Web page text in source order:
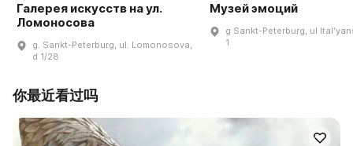
Галерея искусств на ул.
Ломоносова
g. Sankt-Peterburg, ul. Lomonosova,
d 1/28
Музей эмоций
g Sankt-Peterburg, ul
1
你最近看过吗